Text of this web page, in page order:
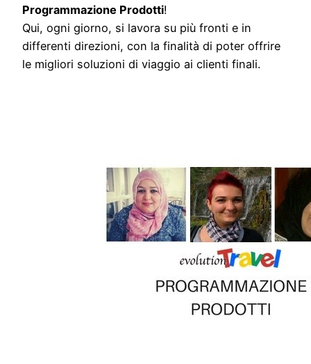
Programmazione Prodotti!
Qui, ogni giorno, si lavora su più fronti e in
differenti direzioni, con la finalità di poter offrire
le migliori soluzioni di viaggio ai clienti finali.